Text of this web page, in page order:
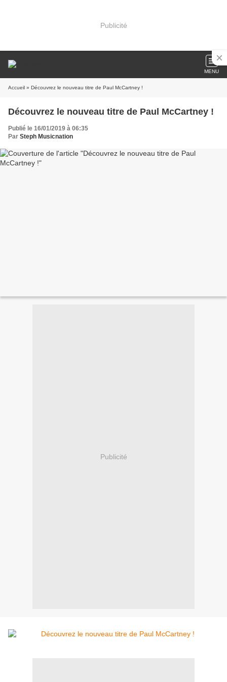
Publicité
MENU
Accueil » Découvrez le nouveau titre de Paul McCartney !
Découvrez le nouveau titre de Paul McCartney !
Publié le 16/01/2019 à 06:35
Par Steph Musicnation
Publicité